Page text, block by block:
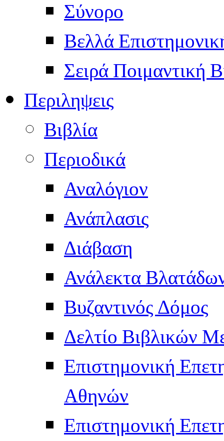
Σύνορο
Βελλά
Σειρά Ποιμαντική
Περιληψεις
Βιβλία
Περιοδικά
Αναλόγιον
Ανάπλασις
Διάβαση
Ανάλεκτα
Βυζαντινός Δόμος
Δελτίο Βιβλικών
Επιστημονική
Αθηνών
Επιστημονική